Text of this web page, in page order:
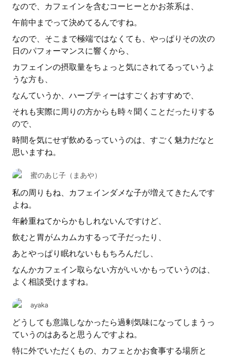
なので、カフェインを含むコーヒーとかお茶系は、
午前中までって決めてるんですね。
なので、そこまで極端ではなくても、やっぱりその次の
日のパフォーマンスに響くから、
カフェインの摂取量をちょっと気にされてるっていうよ
うな方も、
なんていうか、ハーブティーはすごくおすすめで、
それも実際に周りの方からも時々聞くことだったりする
ので、
時間を気にせず飲めるっていうのは、すごく魅力だなと
思いますね。
蜜のあじ子（まあや）
私の周りもね、カフェインダメな子が増えてきたんです
よね。
年齢重ねてからかもしれないんですけど、
飲むと胃がムカムカするって子だったり、
あとやっぱり眠れないももちろんだし、
なんかカフェイン取らない方がいいかもっていうのは、
よく相談受けますね。
ayaka
どうしても意識しなかったら過剰気味になってしまうっ
ていうのはあると思うんですよね。
特に外でいただくもの、カフェとかお食事する場所と